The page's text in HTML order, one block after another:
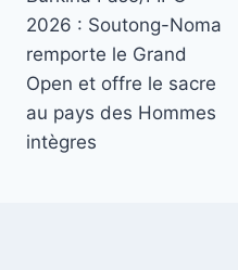
de
l’article
2026 : Soutong-Noma
remporte le Grand
Open et offre le sacre
au pays des Hommes
intègres